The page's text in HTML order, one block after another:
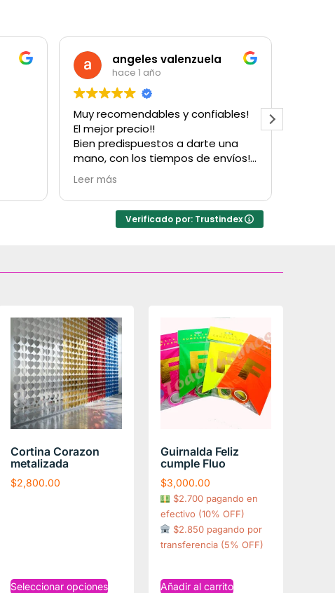
angeles valenzuela
hace 1 año
Muy recomendables y confiables!
El mejor precio!!
Bien predispuestos a darte una
mano, con los tiempos de envíos!
Obvio que vuelvo a comprarles!
Gracias!
Leer más
Verificado por: Trustindex
Cortina Corazon
metalizada
$2,800.00
Seleccionar opciones
Guirnalda Feliz
cumple Fluo
$3,000.00
$2.700 pagando en
efectivo (10% OFF)
$2.850 pagando por
transferencia (5% OFF)
Añadir al carrito